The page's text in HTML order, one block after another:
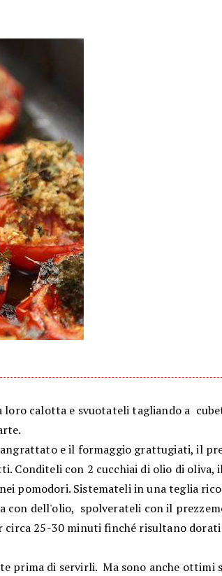
loro calotta e svuotateli tagliando a
e il formaggio grattugiati, il
Conditeli con 2 cucchiai di olio di oliva,
pomodori. Sistemateli in una teglia
con dell'olio, spolverateli con il
circa 25-30 minuti finché risultano
prima di servirli. Ma sono anche ottimi